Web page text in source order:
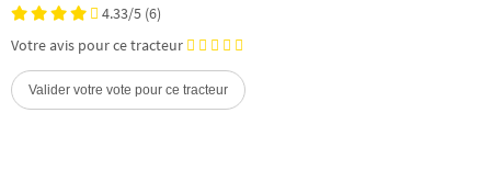
4.33/5 (6)
Votre avis pour ce tracteur